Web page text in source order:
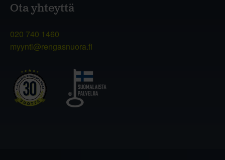
Ota yhteyttä
020 740 1460
myynti@rengasnuora.fi